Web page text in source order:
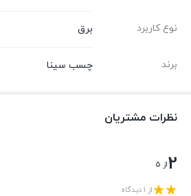
نوع کاربرد برق
برند چسب سینا
نظرات مشتریان
2از 5
از 1 دیدگاه